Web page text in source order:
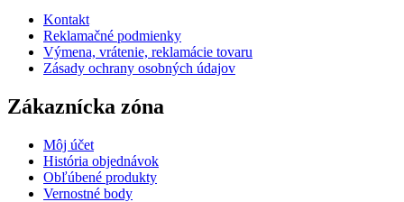
Kontakt
Reklamačné podmienky
Výmena, vrátenie, reklamácie tovaru
Zásady ochrany osobných údajov
Zákaznícka zóna
Môj účet
História objednávok
Obľúbené produkty
Vernostné body